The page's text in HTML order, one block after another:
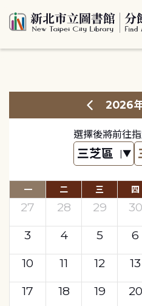
2026
選擇後將前往
一 二 三 四
27 28 29 30
3
4 5 6
10
11 12 13
17
18 19 20